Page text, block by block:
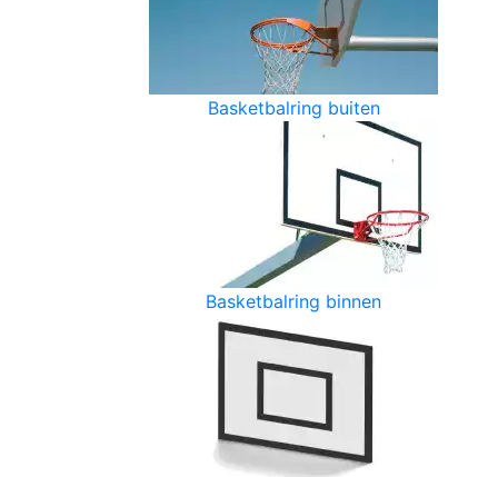
Basketbalring buiten
Basketbalring binnen